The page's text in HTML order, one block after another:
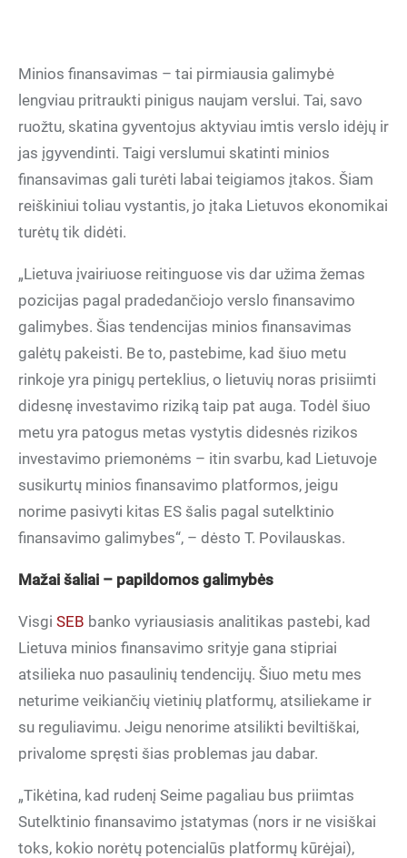
Minios finansavimas – tai pirmiausia galimybė
lengviau pritraukti pinigus naujam verslui. Tai, savo
ruožtu, skatina gyventojus aktyviau imtis verslo idėjų ir
jas įgyvendinti. Taigi verslumui skatinti minios
finansavimas gali turėti labai teigiamos įtakos. Šiam
reiškiniui toliau vystantis, jo įtaka Lietuvos ekonomikai
turėtų tik didėti.
„Lietuva įvairiuose reitinguose vis dar užima žemas
pozicijas pagal pradedančiojo verslo finansavimo
galimybes. Šias tendencijas minios finansavimas
galėtų pakeisti. Be to, pastebime, kad šiuo metu
rinkoje yra pinigų perteklius, o lietuvių noras prisiimti
didesnę investavimo riziką taip pat auga. Todėl šiuo
metu yra patogus metas vystytis didesnės rizikos
investavimo priemonėms – itin svarbu, kad Lietuvoje
susikurtų minios finansavimo platformos, jeigu
norime pasivyti kitas ES šalis pagal sutelktinio
finansavimo galimybes“, – dėsto T. Povilauskas.
Mažai šaliai – papildomos galimybės
Visgi SEB banko vyriausiasis analitikas pastebi, kad
Lietuva minios finansavimo srityje gana stipriai
atsilieka nuo pasaulinių tendencijų. Šiuo metu mes
neturime veikiančių vietinių platformų, atsiliekame ir
su reguliavimu. Jeigu nenorime atsilikti beviltiškai,
privalome spręsti šias problemas jau dabar.
„Tikėtina, kad rudenį Seime pagaliau bus priimtas
Sutelktinio finansavimo įstatymas (nors ir ne visiškai
toks, kokio norėtų potencialūs platformų kūrėjai),